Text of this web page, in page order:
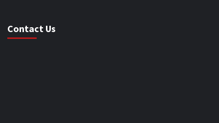
Contact Us